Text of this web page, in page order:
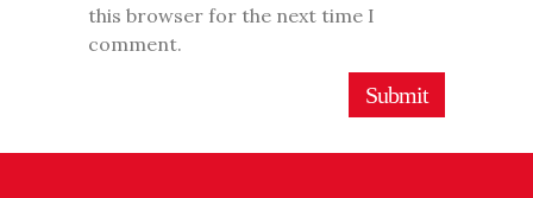
this browser for the next time I
comment.